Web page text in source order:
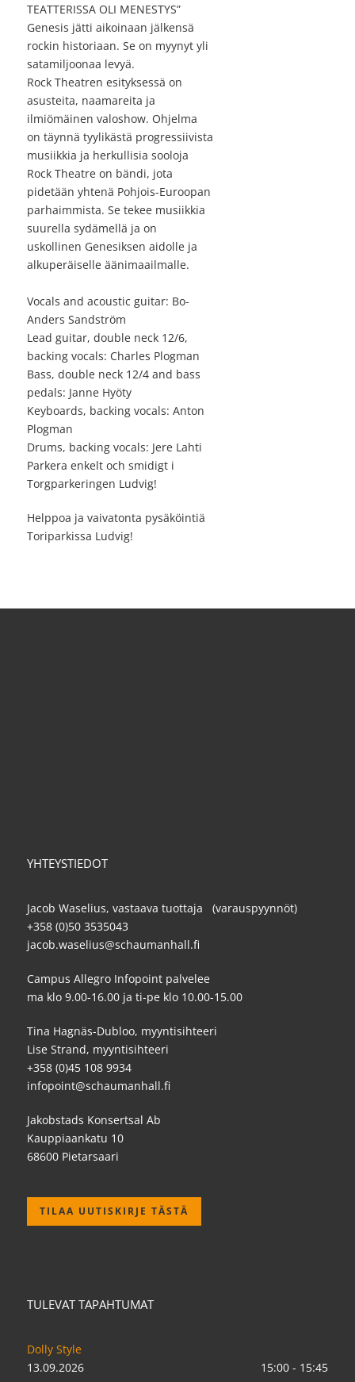
TEATTERISSA OLI MENESTYS”
Genesis jätti aikoinaan jälkensä
rockin historiaan. Se on myynyt yli
satamiljoonaa levyä.
Rock Theatren esityksessä on
asusteita, naamareita ja
ilmiömäinen valoshow. Ohjelma
on täynnä tyylikästä progressiivista
musiikkia ja herkullisia sooloja
Rock Theatre on bändi, jota
pidetään yhtenä Pohjois-Euroopan
parhaimmista. Se tekee musiikkia
suurella sydämellä ja on
uskollinen Genesiksen aidolle ja
alkuperäiselle äänimaailmalle.
Vocals and acoustic guitar: Bo-
Anders Sandström
Lead guitar, double neck 12/6,
backing vocals: Charles Plogman
Bass, double neck 12/4 and bass
pedals: Janne Hyöty
Keyboards, backing vocals: Anton
Plogman
Drums, backing vocals: Jere Lahti
Parkera enkelt och smidigt i
Torgparkeringen Ludvig!
Helppoa ja vaivatonta pysäköintiä
Toriparkissa Ludvig!
YHTEYSTIEDOT
Jacob Waselius, vastaava tuottaja (varauspyynnöt)
+358 (0)50 3535043
jacob.waselius@schaumanhall.fi
Campus Allegro Infopoint palvelee
ma klo 9.00-16.00 ja ti-pe klo 10.00-15.00
Tina Hagnäs-Dubloo, myyntisihteeri
Lise Strand, myyntisihteeri
+358 (0)45 108 9934
infopoint@schaumanhall.fi
Jakobstads Konsertsal Ab
Kauppiaankatu 10
68600 Pietarsaari
TILAA UUTISKIRJE TÄSTÄ
TULEVAT TAPAHTUMAT
Dolly Style
13.09.2026
15:00 - 15:45